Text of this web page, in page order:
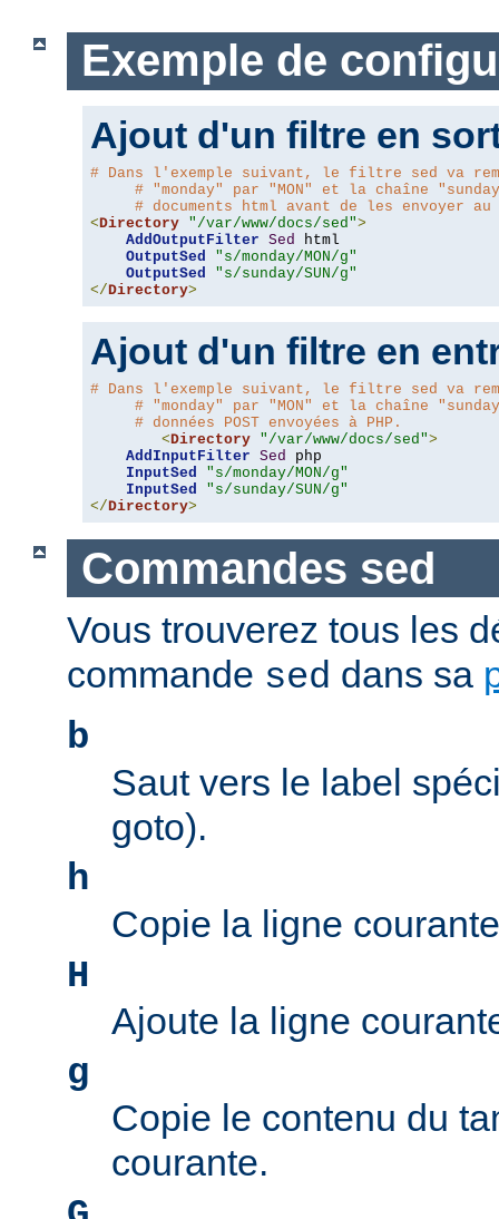
Exemple de
Ajout d'un filtre en
# Dans l'exemple suivant, le filtre sed va
# "monday" par "MON" et la chaîne
# documents html avant de les envoyer
<Directory "/var/www/docs/sed">
AddOutputFilter Sed
html
OutputSed
"s/monday/MON/g"
OutputSed
"s/sunday/SUN/g"
</Directory>
Ajout d'un filtre en
# Dans l'exemple suivant, le filtre sed va
# "monday" par "MON" et la chaîne
# données POST envoyées à PHP.
<Directory "/var/www/docs/sed">
AddInputFilter Sed
php
InputSed
"s/monday/MON/g"
InputSed
"s/sunday/SUN/g"
</Directory>
Commandes sed
Vous trouverez tous les
commande sed dans sa
b
Saut vers le label
goto).
h
Copie la ligne
H
Ajoute la ligne
g
Copie le contenu du
courante.